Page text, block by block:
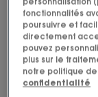
Idéal pour
Famille
fonctionnalités
poursuivre et
directement
pouvez
plus sur le
notre politique
confidentialité